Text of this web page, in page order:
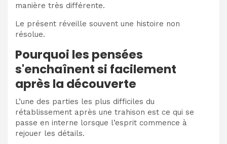
manière très différente.
Le présent réveille souvent une histoire non
résolue.
Pourquoi les pensées
s'enchaînent si facilement
après la découverte
L’une des parties les plus difficiles du
rétablissement après une trahison est ce qui se
passe en interne lorsque l’esprit commence à
rejouer les détails.